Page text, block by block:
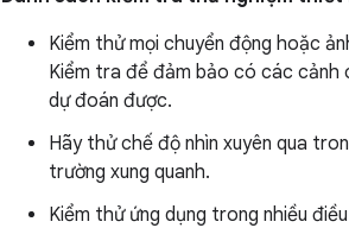
Kiểm thử mọi chuyển động hoặc
Kiểm tra để đảm bảo có các cảnh
dự đoán được.
Hãy thử chế độ nhìn xuyên qua
trường xung quanh.
Kiểm thử ứng dụng trong nhiều